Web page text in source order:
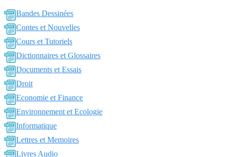
Bandes Dessinées
Contes et Nouvelles
Cours et Tutoriels
Dictionnaires et Glossaires
Documents et Essais
Droit
Economie et Finance
Environnement et Ecologie
Informatique
Lettres et Memoires
Livres Audio